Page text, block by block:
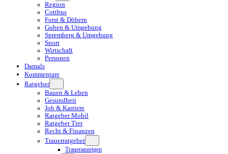
Region
Cottbus
Forst & Döbern
Guben & Umgebung
Spremberg & Umgebung
Sport
Wirtschaft
Personen
Damals
Kommentare
Ratgeber
Bauen & Leben
Gesundheit
Job & Karriere
Ratgeber Mobil
Ratgeber Tier
Recht & Finanzen
Trauerratgeber
Traueranzeigen